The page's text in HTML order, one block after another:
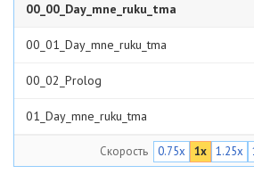
00_00_Day_mne_ruku_tma
00_01_Day_mne_ruku_tma
00_02_Prolog
01_Day_mne_ruku_tma
02_Day_mne_ruku_tma
Скорость 0.75x 1x 1.25x